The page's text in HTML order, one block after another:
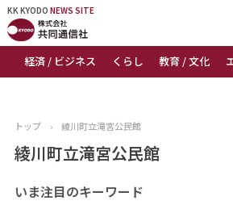
KK KYODO NEWS SITE
経済 / ビジネス くらし 教育 / 文化
KK KYODONEWS SITE
トップページ
ニュース
おすすめコンテンツ
トップ › 綾川町立滝宮公民館
綾川町立滝宮公民館
いま注目のキーワード